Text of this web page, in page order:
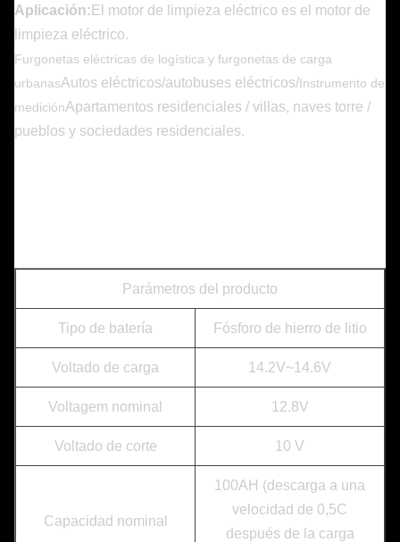
Aplicación: El motor de limpieza eléctrico es el motor de
limpieza eléctrico.
Furgonetas eléctricas de logística y furgonetas de carga
urbanasAutos eléctricos/autobuses eléctricos/Instrumento de
mediciónApartamentos residenciales / villas, naves torre /
pueblos y sociedades residenciales.
Parámetros del producto
Tipo de batería Fósforo de hierro de litio
Voltado de carga 14.2V~14.6V
Voltagem nominal 12.8V
Voltado de corte 10 V
Capacidad nominal
100AH (descarga a una
velocidad de 0,5C
después de la carga